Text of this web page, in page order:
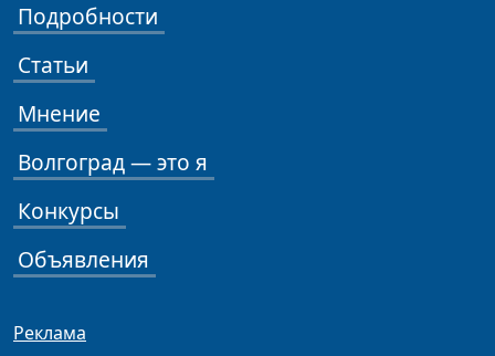
Подробности
Статьи
Мнение
Волгоград — это я
Конкурсы
Объявления
Реклама